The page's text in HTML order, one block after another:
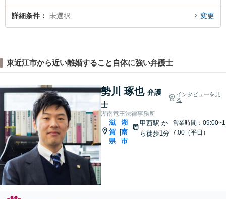
詳細条件 未選択 変更
東近江市から近い離婚すること自体に強い弁護士
勢川 琢也 弁護
士
インタビューを見
る
湖南竜王法律事務所
滋
賀
県
湖
南
市
甲西駅 か
ら徒歩1分
営業時間：09:00~1
7:00（平日）